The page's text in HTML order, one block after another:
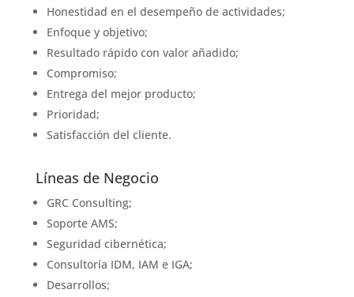
Honestidad en el desempeño de actividades;
Enfoque y objetivo;
Resultado rápido con valor añadido;
Compromiso;
Entrega del mejor producto;
Prioridad;
Satisfacción del cliente.
Líneas de Negocio
GRC Consulting;
Soporte AMS;
Seguridad cibernética;
Consultoría IDM, IAM e IGA;
Desarrollos;